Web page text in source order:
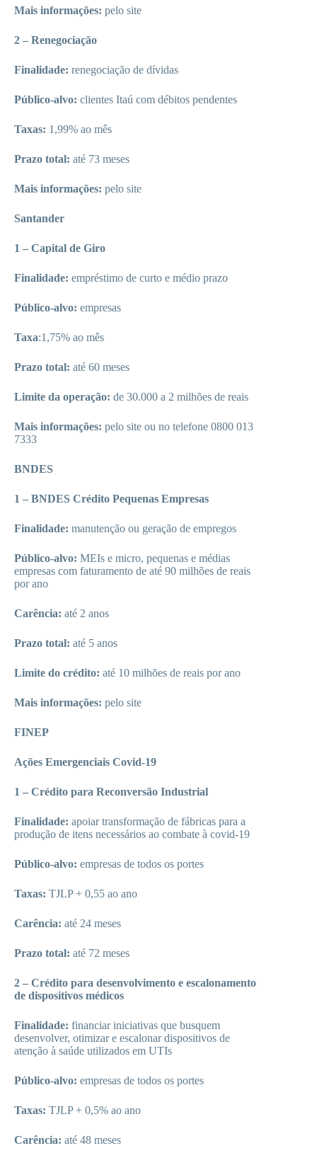
Mais informações: pelo site
2 – Renegociação
Finalidade: renegociação de dívidas
Público-alvo: clientes Itaú com débitos pendentes
Taxas: 1,99% ao mês
Prazo total: até 73 meses
Mais informações: pelo site
Santander
1 – Capital de Giro
Finalidade: empréstimo de curto e médio prazo
Público-alvo: empresas
Taxa:1,75% ao mês
Prazo total: até 60 meses
Limite da operação: de 30.000 a 2 milhões de reais
Mais informações: pelo site ou no telefone 0800 013
7333
BNDES
1 – BNDES Crédito Pequenas Empresas
Finalidade: manutenção ou geração de empregos
Público-alvo: MEIs e micro, pequenas e médias
empresas com faturamento de até 90 milhões de reais
por ano
Carência: até 2 anos
Prazo total: até 5 anos
Limite do crédito: até 10 milhões de reais por ano
Mais informações: pelo site
FINEP
Ações Emergenciais Covid-19
1 – Crédito para Reconversão Industrial
Finalidade: apoiar transformação de fábricas para a
produção de itens necessários ao combate à covid-19
Público-alvo: empresas de todos os portes
Taxas: TJLP + 0,55 ao ano
Carência: até 24 meses
Prazo total: até 72 meses
2 – Crédito para desenvolvimento e escalonamento
de dispositivos médicos
Finalidade: financiar iniciativas que busquem
desenvolver, otimizar e escalonar dispositivos de
atenção à saúde utilizados em UTIs
Público-alvo: empresas de todos os portes
Taxas: TJLP + 0,5% ao ano
Carência: até 48 meses